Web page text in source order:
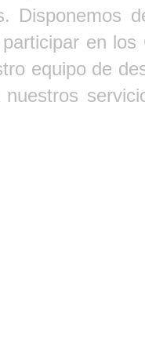
Disponemos
en
equipo de